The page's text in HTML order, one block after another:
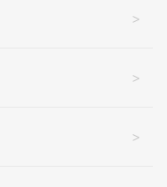
>
>
>